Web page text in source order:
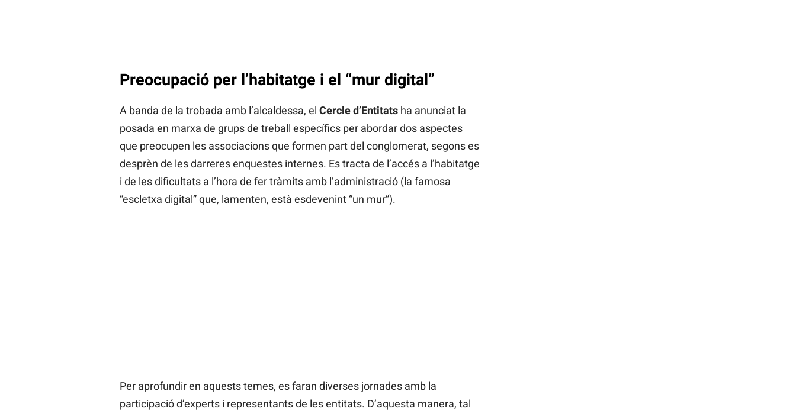
Preocupació per l’habitatge i el “mur digital”
A banda de la trobada amb l’alcaldessa, el Cercle d’Entitats ha anunciat la
posada en marxa de grups de treball específics per abordar dos aspectes
que preocupen les associacions que formen part del conglomerat, segons es
desprèn de les darreres enquestes internes. Es tracta de l’accés a l’habitatge
i de les dificultats a l’hora de fer tràmits amb l’administració (la famosa
“escletxa digital” que, lamenten, està esdevenint “un mur”).
Per aprofundir en aquests temes, es faran diverses jornades amb la
participació d’experts i representants de les entitats. D’aquesta manera, tal